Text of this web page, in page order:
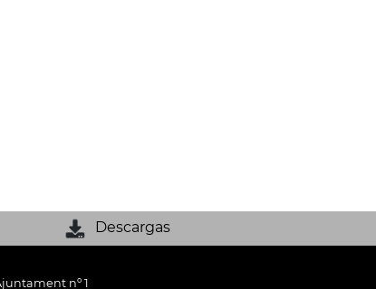
Descargas
nº 1